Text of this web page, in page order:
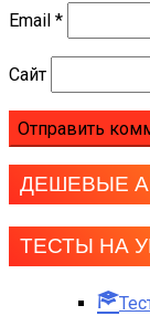
Email *
Сайт
ДЕШЕВЫЕ
ТЕСТЫ НА